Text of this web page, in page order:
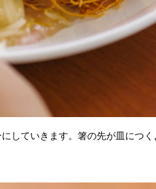
していきます。箸の先が皿につ